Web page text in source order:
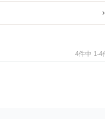
4件中 1-4